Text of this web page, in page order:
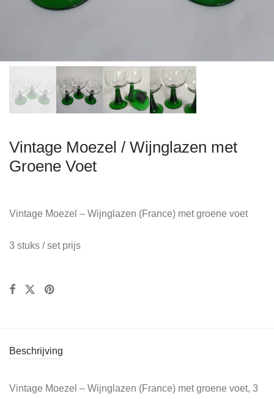
Vintage Moezel / Wijnglazen met
Groene Voet
Vintage Moezel – Wijnglazen (France) met groene voet
3 stuks / set prijs
Beschrijving
Vintage Moezel – Wijnglazen (France) met groene voet, 3